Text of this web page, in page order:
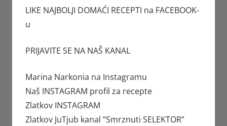
LIKE NAJBOLJI DOMAĆI RECEPTI na FACEBOOK-
u
PRIJAVITE SE NA NAŠ KANAL
Marina Narkonia na Instagramu
Naš INSTAGRAM profil za recepte
ZlatkovINSTAGRAM
Zlatkov JuTjub kanal “Smrznuti SELEKTOR”